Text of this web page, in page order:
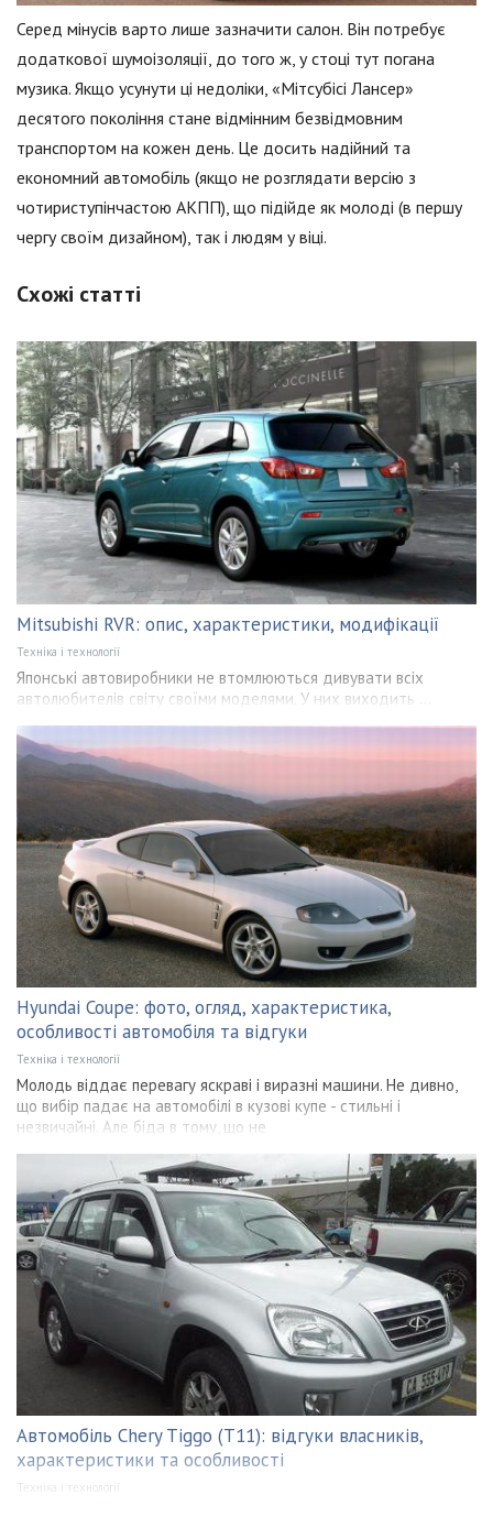
Серед мінусів варто лише зазначити салон. Він потребує
додаткової шумоізоляції, до того ж, у стоці тут погана
музика. Якщо усунути ці недоліки, «Мітсубісі Лансер»
десятого покоління стане відмінним безвідмовним
транспортом на кожен день. Це досить надійний та
економний автомобіль (якщо не розглядати версію з
чотириступінчастою АКПП), що підійде як молоді (в першу
чергу своїм дизайном), так і людям у віці.
Схожі статті
Mitsubishi RVR: опис, характеристики, модифікації
Техніка і технології
Японські автовиробники не втомлюються дивувати всіх
автолюбителів світу своїми моделями. У них виходить ...
Hyundai Coupe: фото, огляд, характеристика,
особливості автомобіля та відгуки
Техніка і технології
Молодь віддає перевагу яскраві і виразні машини. Не дивно,
що вибір падає на автомобілі в кузові купе - стильні і
незвичайні. Але біда в тому, що не
Автомобіль Chery Tiggo (T11): відгуки власників,
характеристики та особливості
Техніка і технології